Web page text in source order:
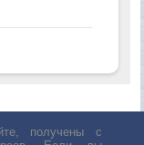
получены с